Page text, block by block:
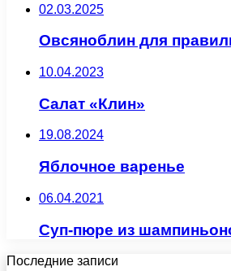
02.03.2025
Овсяноблин для
10.04.2023
Салат «Клин»
19.08.2024
Яблочное варенье
06.04.2021
Суп-пюре из
Последние записи